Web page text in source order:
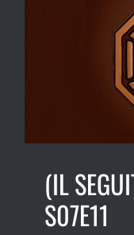
(IL
S07E11